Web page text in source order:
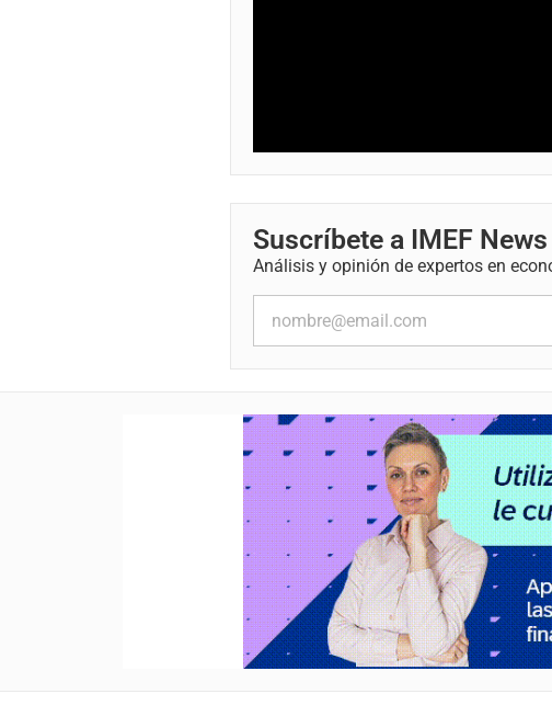
Suscríbete a IMEF News
Análisis y opinión de expertos en